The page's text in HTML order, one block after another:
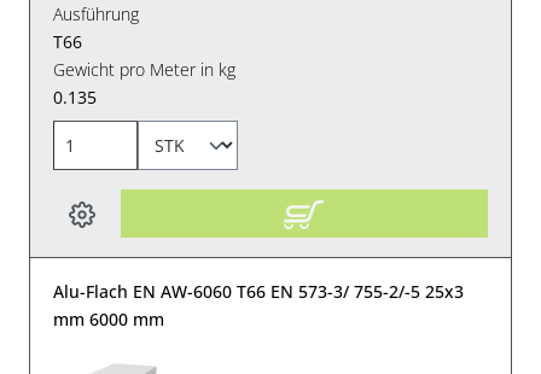
Ausführung
T66
Gewicht pro Meter in kg
0.135
Alu-Flach EN AW-6060 T66 EN 573-3/ 755-2/-5 25x3
mm 6000 mm